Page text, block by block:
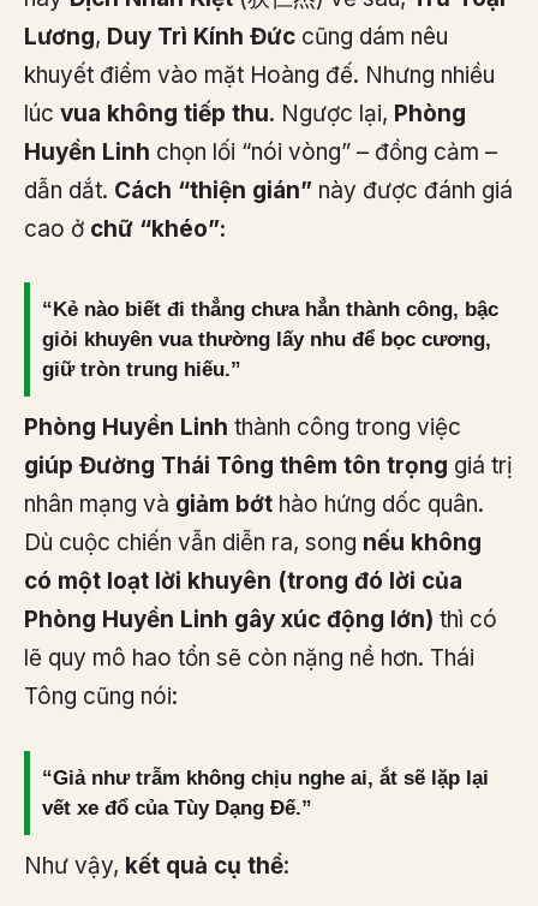
Lương, Duy Trì Kính Đức cũng dám nêu
khuyết điểm vào mặt Hoàng đế. Nhưng nhiều
lúc vua không tiếp thu. Ngược lại, Phòng
Huyền Linh chọn lối “nói vòng” – đồng cảm –
dẫn dắt. Cách “thiện gián” này được đánh giá
cao ở chữ “khéo”:
“Kẻ nào biết đi thẳng chưa hẳn thành công, bậc
giỏi khuyên vua thường lấy nhu để bọc cương,
giữ tròn trung hiếu.”
Phòng Huyền Linh thành công trong việc
giúp Đường Thái Tông thêm tôn trọng giá trị
nhân mạng và giảm bớt hào hứng dốc quân.
Dù cuộc chiến vẫn diễn ra, song nếu không
có một loạt lời khuyên (trong đó lời của
Phòng Huyền Linh gây xúc động lớn) thì có
lẽ quy mô hao tổn sẽ còn nặng nề hơn. Thái
Tông cũng nói:
“Giả như trẫm không chịu nghe ai, ắt sẽ lặp lại
vết xe đổ của Tùy Dạng Đế.”
Như vậy, kết quả cụ thể: